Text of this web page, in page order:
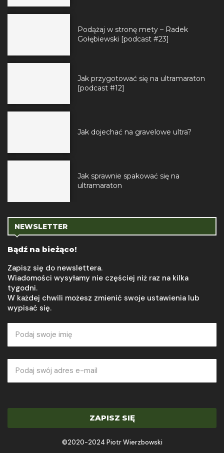
Podążaj w stronę mety – Radek
Gołębiewski [podcast #23]
Jak przygotować się na ultramaraton
[podcast #12]
Jak dojechać na gravelowe ultra?
Jak sprawnie spakować się na
ultramaraton
NEWSLETTER
Bądź na bieżąco!
Zapisz się do newslettera.
Wiadomości wysyłamy nie częściej niż raz na kilka
tygodni.
W każdej chwili możesz zmienić swoje ustawienia lub
wypisać się.
ZAPISZ SIĘ
©2020-2024 Piotr Wierzbowski